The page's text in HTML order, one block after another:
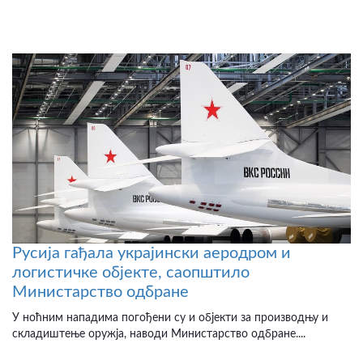
Русија гађала украјински аеродром и
логистичке објекте, саопштило
Министарство одбране
У ноћним нападима погођени су и објекти за производњу и
складиштење оружја, наводи Министарство одбране....